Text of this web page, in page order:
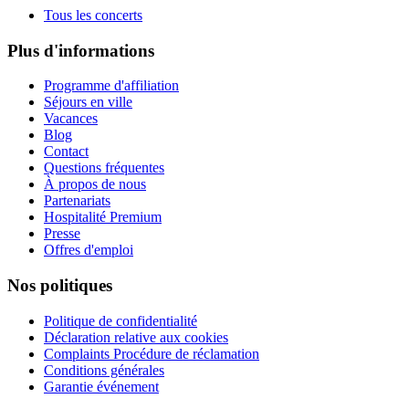
Tous les concerts
Plus d'informations
Programme d'affiliation
Séjours en ville
Vacances
Blog
Contact
Questions fréquentes
À propos de nous
Partenariats
Hospitalité Premium
Presse
Offres d'emploi
Nos politiques
Politique de confidentialité
Déclaration relative aux cookies
Complaints Procédure de réclamation
Conditions générales
Garantie événement